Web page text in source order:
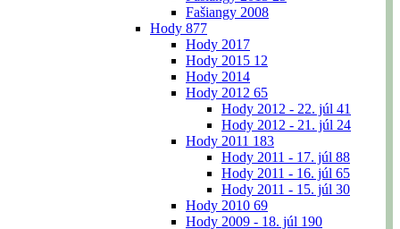
Fašiangy 2008
Hody 877
Hody 2017
Hody 2015 12
Hody 2014
Hody 2012 65
Hody 2012 - 22. júl 41
Hody 2012 - 21. júl 24
Hody 2011 183
Hody 2011 - 17. júl 88
Hody 2011 - 16. júl 65
Hody 2011 - 15. júl 30
Hody 2010 69
Hody 2009 - 18. júl 190